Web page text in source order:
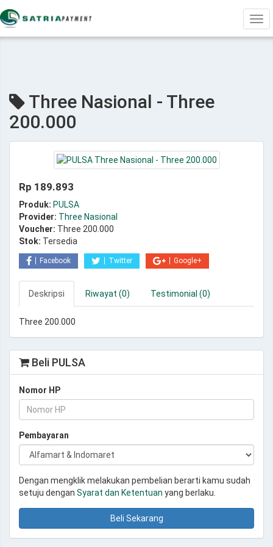
Three Nasional - Three
200.000
Rp 189.893
Produk: PULSA
Provider: Three Nasional
Voucher: Three 200.000
Stok: Tersedia
Facebook Twitter Google+
Deskripsi Riwayat (0) Testimonial (0)
Three 200.000
Beli PULSA
Nomor HP
Pembayaran
Dengan mengklik melakukan pembelian berarti kamu sudah
setuju dengan Syarat dan Ketentuan yang berlaku.
Beli Sekarang